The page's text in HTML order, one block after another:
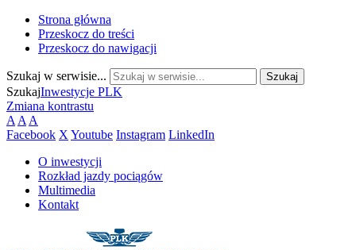
Strona główna
Przeskocz do treści
Przeskocz do nawigacji
Szukaj w serwisie...
SzukajInwestycje PLK
Zmiana kontrastu
A A A
Facebook X Youtube Instagram LinkedIn
O inwestycji
Rozkład jazdy pociągów
Multimedia
Kontakt